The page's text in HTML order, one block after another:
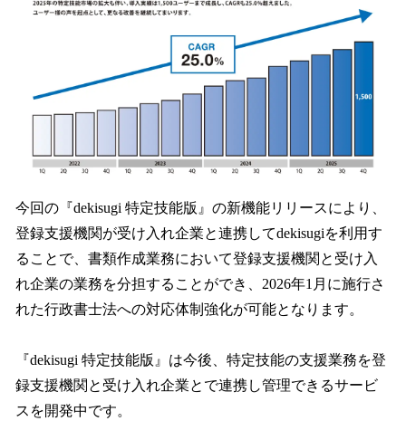
今回の『dekisugi 特定技能版』の新機能リリースにより、
登録支援機関が受け入れ企業と連携してdekisugiを利用す
ることで、書類作成業務において登録支援機関と受け入
れ企業の業務を分担することができ、2026年1月に施行さ
れた行政書士法への対応体制強化が可能となります。
『dekisugi 特定技能版』は今後、特定技能の支援業務を登
録支援機関と受け入れ企業とで連携し管理できるサービ
スを開発中です。